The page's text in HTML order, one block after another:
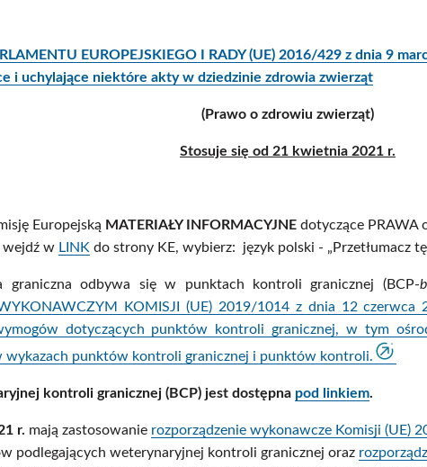
EUROPEJSKIEGO I RADY (UE) 2016/429 z dnia 9
i uchylające niektóre akty w dziedzinie zdrowia zwierząt
(Prawo o zdrowiu zwierząt)
Stosuje się od 21 kwietnia 2021 r.
Europejską MATERIAŁY INFORMACYJNE dotyczące PRAWA
wejdź w LINK do strony KE, wybierz: język polski - „Przetłumacz
graniczna odbywa się w punktach kontroli granicznej (BCP-
KOMISJI (UE) 2019/1014 z dnia 12 czerwca
dotyczących punktów kontroli granicznej, w tym
wykazach punktów kontroli granicznej i punktów kontroli.
kontroli granicznej (BCP) jest dostępna pod linkiem.
r. mają zastosowanie rozporządzenie wykonawcze Komisji (UE)
podlegających weterynaryjnej kontroli granicznej oraz